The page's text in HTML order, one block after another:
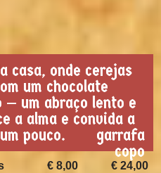
casa, onde cerejas
um chocolate
— um abraço lento e
a alma e convida a
pouco.
garrafa
copo
€ 24,00
€ 8,00